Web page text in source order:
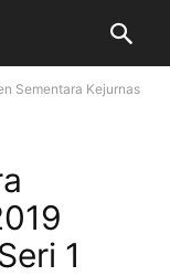
Sementara Kejurnas
1